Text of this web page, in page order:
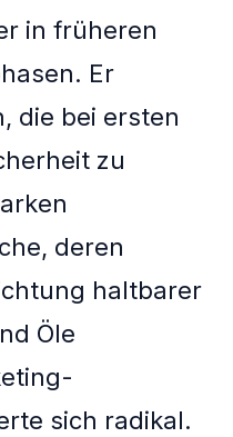
in früheren
Er
die bei ersten
zu
deren
haltbarer
Öle
sich radikal.